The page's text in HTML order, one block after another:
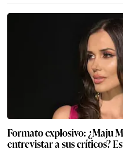
Formato explosivo: ¿Maju
entrevistar a sus críticos?